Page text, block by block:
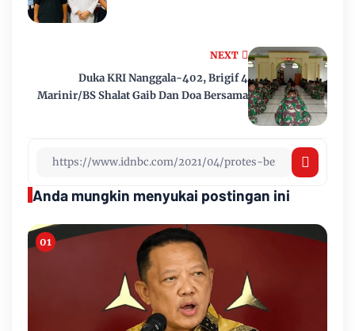
NEXT
Duka KRI Nanggala-402, Brigif 4
Marinir/BS Shalat Gaib Dan Doa Bersama
Anda mungkin menyukai postingan ini